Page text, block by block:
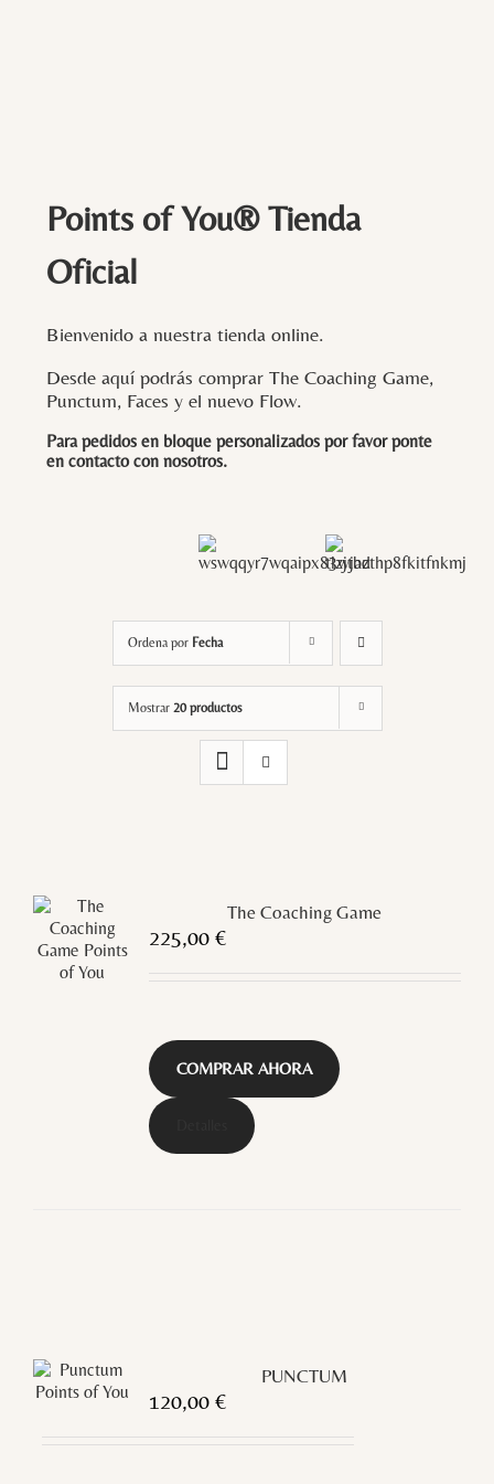
Points of You® Tienda
Oficial
Bienvenido a nuestra tienda online.
Desde aquí podrás comprar The Coaching Game,
Punctum, Faces y el nuevo Flow.
Para pedidos en bloque personalizados por favor ponte
en contacto con nosotros.
Ordena por Fecha
Mostrar 20 productos
The Coaching Game
225,00 €
COMPRAR AHORA
PUNCTUM
120,00 €